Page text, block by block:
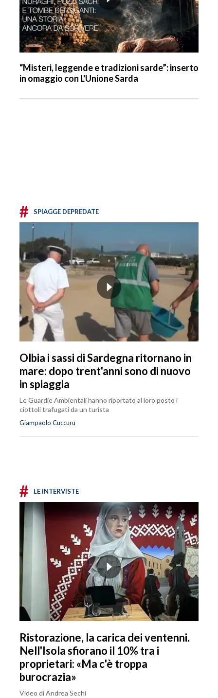
“Misteri, leggende e tradizioni sarde”: inserto
in omaggio con L'Unione Sarda
# SPIAGGE DEPREDATE
Olbia i sassi di Sardegna ritornano in
mare: dopo trent'anni sono di nuovo
in spiaggia
Le Guardie Ambientali hanno riportato al loro posto i
ciottoli trafugati da un turista
Giampaolo Cuccuru
# LE INTERVISTE
Ristorazione, la carica dei ventenni.
Nell'Isola sfiorano il 10% tra i
proprietari: «Ma c'è troppa
burocrazia»
Video di Andrea Sechi